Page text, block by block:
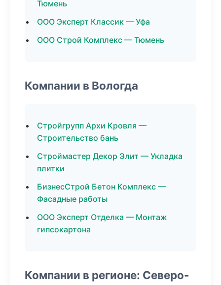
Тюмень
ООО Эксперт Классик — Уфа
ООО Строй Комплекс — Тюмень
Компании в Вологда
Стройгрупп Архи Кровля —
Строительство бань
Строймастер Декор Элит — Укладка
плитки
БизнесСтрой Бетон Комплекс —
Фасадные работы
ООО Эксперт Отделка — Монтаж
гипсокартона
Компании в регионе: Северо-